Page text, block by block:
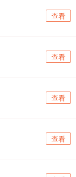
查看
查看
查看
查看